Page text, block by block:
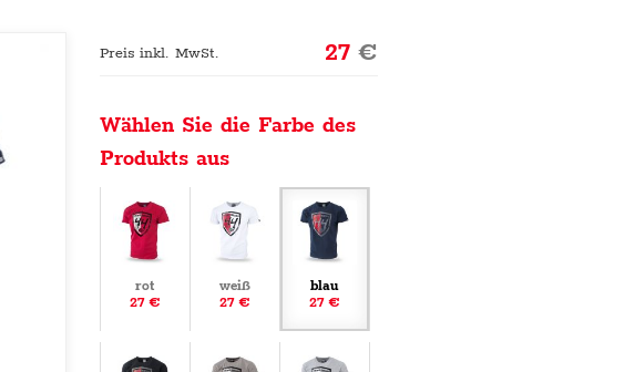
Preis inkl. MwSt. 27€
Wählen Sie die Farbe des
Produkts aus
rot
27 €
weiß
27 €
blau
27 €